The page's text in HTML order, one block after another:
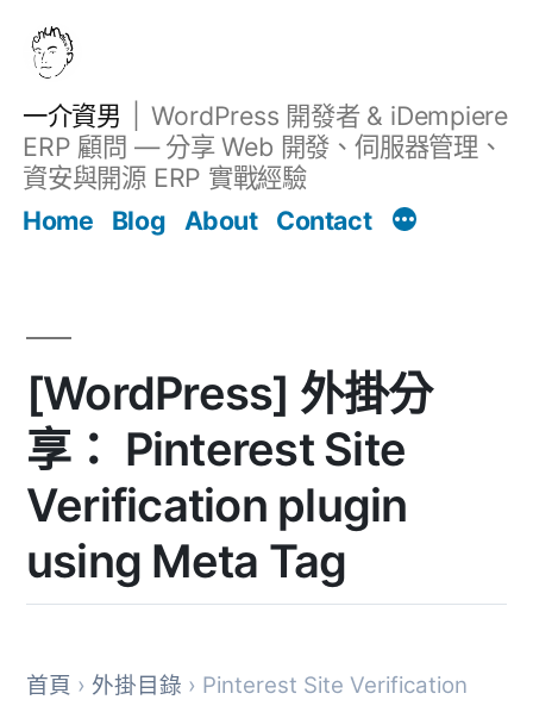
一介資男
WordPress 開發者 & iDempiere
ERP 顧問 — 分享 Web 開發、伺服器管理、
資安與開源 ERP 實戰經驗
Home
Blog About Contact
[WordPress] 外掛分
享： Pinterest Site
Verification plugin
using Meta Tag
首頁 › 外掛目錄 › Pinterest Site Verification
文章 Filter